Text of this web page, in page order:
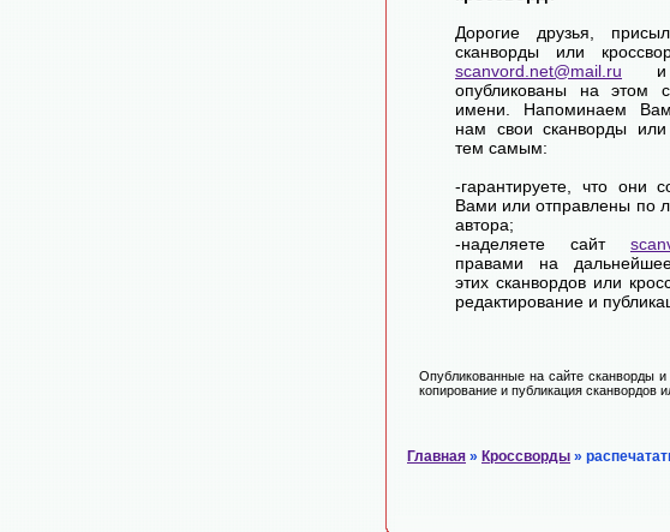
Дорогие друзья,
сканворды или
scanvord.net@mail.ru и
опубликованы на этом
имени. Напоминаем
нам свои сканворды
тем самым:
-гарантируете, что они
Вами или отправлены по
автора;
-наделяете сайт
правами на
этих сканвордов или
редактирование и
Опубликованные на сайте сканворды и
копирование и публикация сканвордов
Главная » Кроссворды »